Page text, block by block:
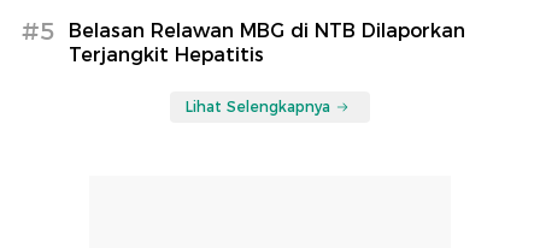
#5
Belasan Relawan MBG di NTB Dilaporkan
Terjangkit Hepatitis
Lihat Selengkapnya